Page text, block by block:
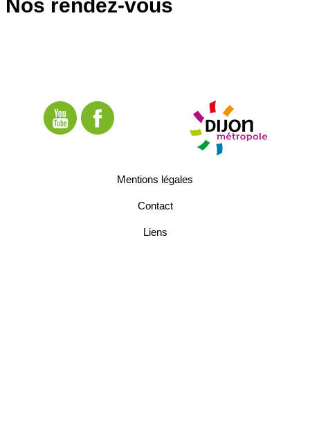
Nos rendez-vous
Mentions légales
Contact
Liens